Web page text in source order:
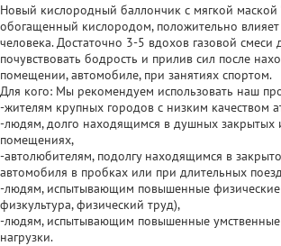
Новый кислородный баллончик с мягкой маской
обогащенный кислородом, положительно влияет
человека. Достаточно 3-5 вдохов газовой смеси
почувствовать бодрость и прилив сил после
помещении, автомобиле, при занятиях спортом.
Для кого: Мы рекомендуем использовать наш
-жителям крупных городов с низким качеством
-людям, долго находящимся в душных
помещениях,
-автолюбителям, подолгу находящимся в
автомобиля в пробках или при длительных
-людям, испытывающим повышенные физические
физкультура, физический труд),
-людям, испытывающим повышенные
нагрузки.